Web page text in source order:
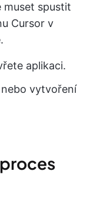
muset spustit
Cursor v
aplikaci.
vytvoření